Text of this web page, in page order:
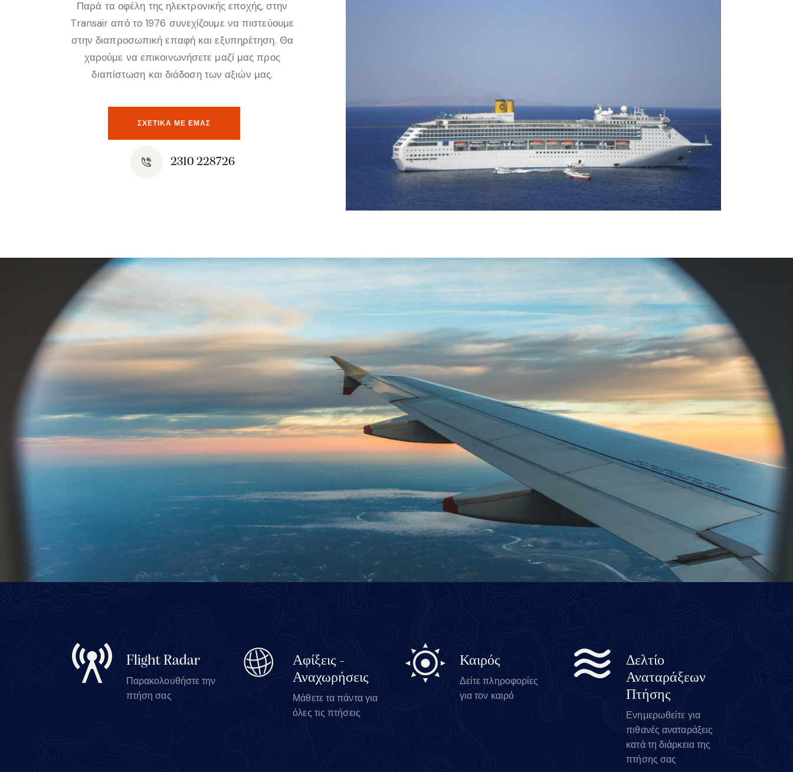
Παρά τα οφέλη της ηλεκτρονικής εποχής, στην
Transair από το 1976 συνεχίζουμε να πιστεύουμε
στην διαπροσωπική επαφή και εξυπηρέτηση. Θα
χαρούμε να επικοινωνήσετε μαζί μας προς
διαπίστωση και διάδοση των αξιών μας.
ΣΧΕΤΙΚΆ ΜΕ ΕΜΑΣ
2310 228726
Flight Radar
Παρακολουθήστε την
πτήση σας
Αφίξεις -
Αναχωρήσεις
Μάθετε τα πάντα για
όλες τις πτήσεις
Καιρός
Δείτε πληροφορίες
για τον καιρό
Δελτίο
Αναταράξεων
Πτήσης
Ενημερωθείτε για
πιθανές αναταράξεις
κατά τη διάρκεια της
πτήσης σας